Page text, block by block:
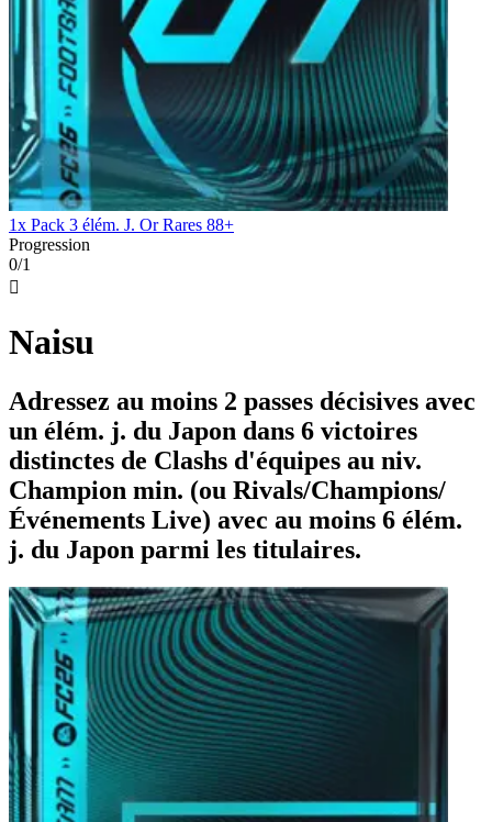
1x Pack 3 élém. J. Or Rares 88+
Progression
0/1

Naisu
Adressez au moins 2 passes décisives avec
un élém. j. du Japon dans 6 victoires
distinctes de Clashs d'équipes au niv.
Champion min. (ou Rivals/Champions/
Événements Live) avec au moins 6 élém.
j. du Japon parmi les titulaires.